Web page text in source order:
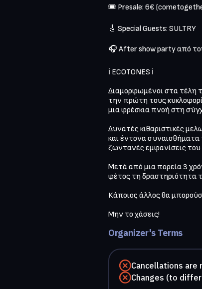
🎟️ Presale: 6€
🎸 Special Guests: SULTRY
🎧 After show party από
ℹ️ ECOTONES ℹ️
Διαμορφωμένοι στα τέλη
την πρώτη τους
μια φρέσκια πνοή στη
Δυνατές κιθαριστικές
και έντονα
ζωντανές εμφανίσεις
Μετά από μια πορεία 3
φέτος τη δραστηριότητα
Κάποιος άλλος θα
Μην το χάσεις!
Organizer's Terms
Cancellations are
Changes (to